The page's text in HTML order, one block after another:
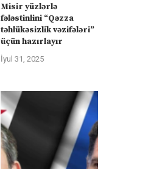
Avstriyanın OMV şirkəti
Misir yüzlərlə
fələstinlini “Qəzza
təhlükəsizlik vəzifələri”
üçün hazırlayır
İyul 31, 2025